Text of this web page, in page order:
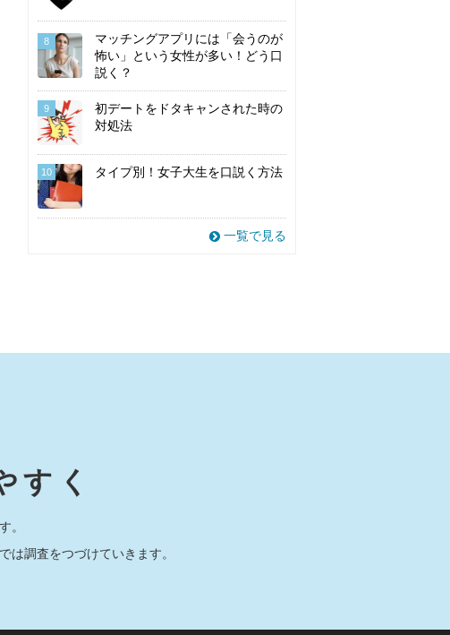
8
マッチングアプリには「会うのが
怖い」という女性が多い！どう口
説く？
9
初デートをドタキャンされた時の
対処法
10 タイプ別！女子大生を口説く方法
一覧で見る
すく
。
は調査をつづけていきます。